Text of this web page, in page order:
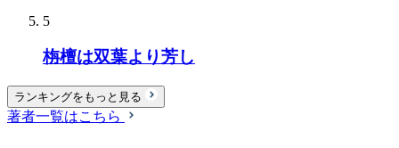
5
栴檀は双葉より芳し
ランキングをもっと見る
著者一覧はこちら